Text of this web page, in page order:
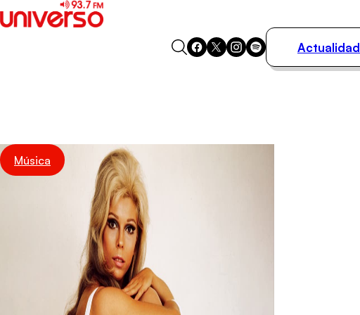
Podcasts
Actualidad
Música